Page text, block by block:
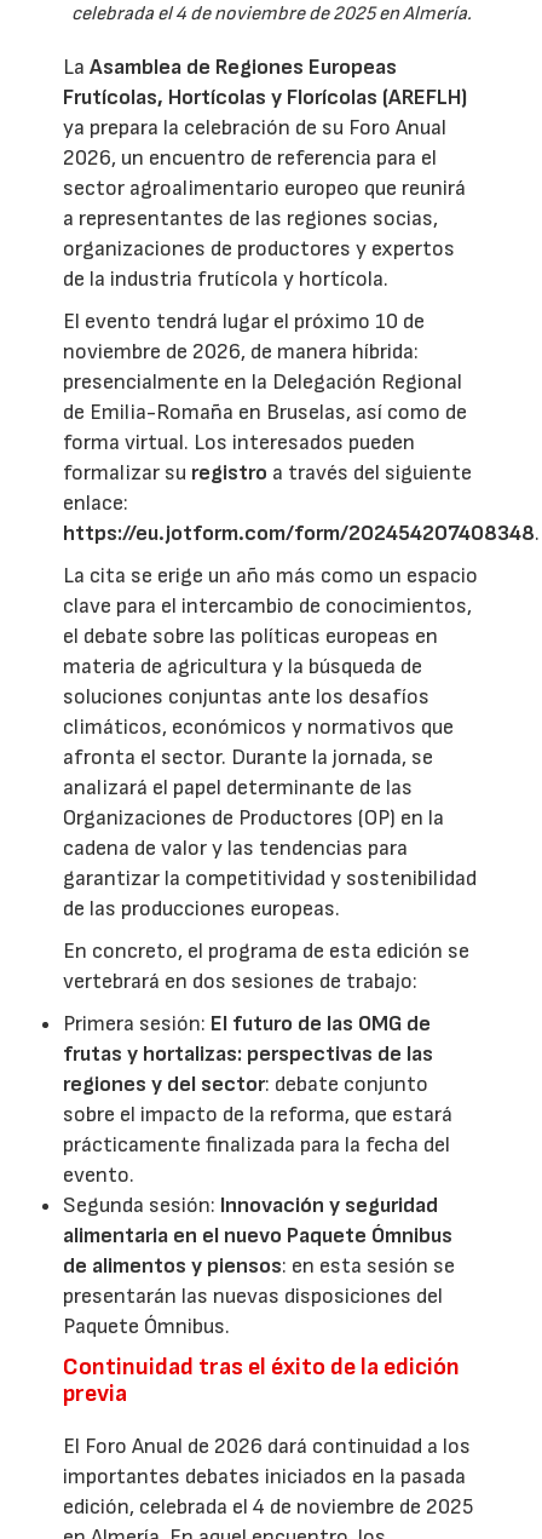
celebrada el 4 de noviembre de 2025 en Almería.
LaAsamblea de Regiones Europeas
Frutícolas, Hortícolas y Florícolas (AREFLH)
ya prepara la celebración de su Foro Anual
2026, un encuentro de referencia para el
sector agroalimentario europeo que reunirá
a representantes de las regiones socias,
organizaciones de productores y expertos
de la industria frutícola y hortícola.
El evento tendrá lugar el próximo 10 de
noviembre de 2026, de manera híbrida:
presencialmente en la Delegación Regional
de Emilia-Romaña en Bruselas, así como de
forma virtual. Los interesados pueden
formalizar su registro a través del siguiente
enlace:
https://eu.jotform.com/form/202454207408348.
La cita se erige un año más como un espacio
clave para el intercambio de conocimientos,
el debate sobre las políticas europeas en
materia de agricultura y la búsqueda de
soluciones conjuntas ante los desafíos
climáticos, económicos y normativos que
afronta el sector. Durante la jornada, se
analizará el papel determinante de las
Organizaciones de Productores (OP) en la
cadena de valor y las tendencias para
garantizar la competitividad y sostenibilidad
de las producciones europeas.
En concreto, el programa de esta edición se
vertebrará en dos sesiones de trabajo:
Primera sesión: El futuro de las OMG de
frutas y hortalizas: perspectivas de las
regiones y del sector: debate conjunto
sobre el impacto de la reforma, que estará
prácticamente finalizada para la fecha del
evento.
Segunda sesión: Innovación y seguridad
alimentaria en el nuevo Paquete Ómnibus
de alimentos y piensos: en esta sesión se
presentarán las nuevas disposiciones del
Paquete Ómnibus.
Continuidad tras el éxito de la edición
previa
El Foro Anual de 2026 dará continuidad a los
importantes debates iniciados en la pasada
edición, celebrada el 4 de noviembre de 2025